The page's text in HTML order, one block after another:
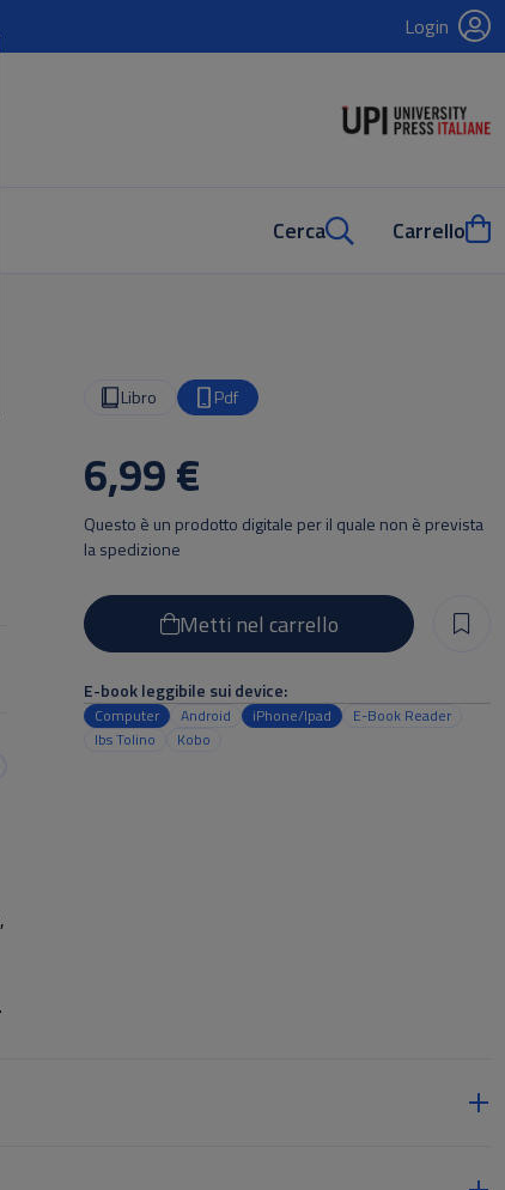
Login
Cerca Carrello
Libro Pdf
6,99 €
Metti nel carrello
Questo è un prodotto digitale per il quale non è prevista
la spedizione
E-book leggibile sui device:
Computer Android iPhone/Ipad
E-Book Reader
Ibs Tolino
Kobo